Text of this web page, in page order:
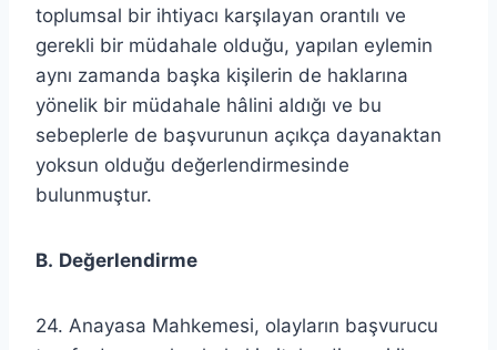
toplumsal bir ihtiyacı karşılayan orantılı ve
gerekli bir müdahale olduğu, yapılan eylemin
aynı zamanda başka kişilerin de haklarına
yönelik bir müdahale hâlini aldığı ve bu
sebeplerle de başvurunun açıkça dayanaktan
yoksun olduğu değerlendirmesinde
bulunmuştur.
B. Değerlendirme
24. Anayasa Mahkemesi, olayların başvurucu